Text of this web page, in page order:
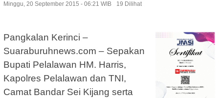
Minggu, 20 September 2015 - 06:21 WIB 19 Dilihat
Pangkalan Kerinci –
Suaraburuhnews.com – Sepakan
Bupati Pelalawan HM. Harris,
Kapolres Pelalawan dan TNI,
Camat Bandar Sei Kijang serta